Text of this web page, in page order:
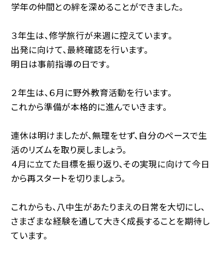
学年の仲間との絆を深めることができました。
３年生は、修学旅行が来週に控えています。
出発に向けて、最終確認を行います。
明日は事前指導の日です。
２年生は、６月に野外教育活動を行います。
これから準備が本格的に進んでいきます。
連休は明けましたが、無理をせず、自分のペースで生
活のリズムを取り戻しましょう。
４月に立てた目標を振り返り、その実現に向けて今日
から再スタートを切りましょう。
これからも、八中生があたりまえの日常を大切にし、
さまざまな経験を通して大きく成長することを期待し
ています。